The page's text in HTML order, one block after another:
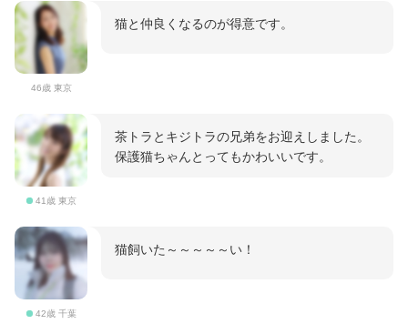
46歳 東京
猫と仲良くなるのが得意です。
41歳 東京
茶トラとキジトラの兄弟をお迎えしました。
保護猫ちゃんとってもかわいいです。
42歳 千葉
猫飼いた～～～～～い！